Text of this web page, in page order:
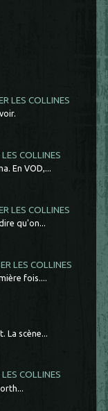
LES COLLINES
COLLINES
En VOD,...
LES COLLINES
qu'on...
LES COLLINES
fois....
scène...
COLLINES